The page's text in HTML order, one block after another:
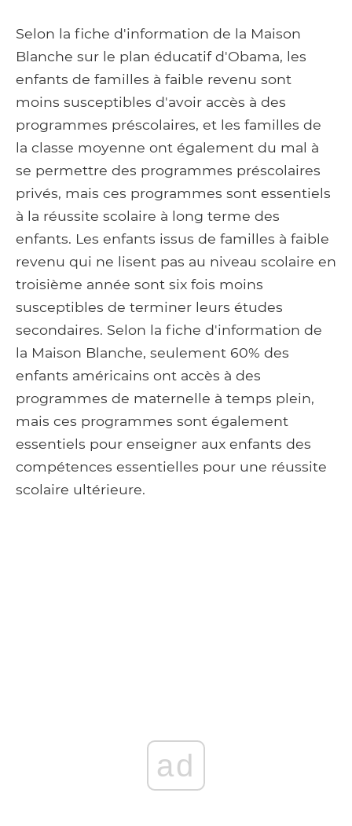
Selon la fiche d'information de la Maison
Blanche sur le plan éducatif d'Obama, les
enfants de familles à faible revenu sont
moins susceptibles d'avoir accès à des
programmes préscolaires, et les familles de
la classe moyenne ont également du mal à
se permettre des programmes préscolaires
privés, mais ces programmes sont essentiels
à la réussite scolaire à long terme des
enfants. Les enfants issus de familles à faible
revenu qui ne lisent pas au niveau scolaire en
troisième année sont six fois moins
susceptibles de terminer leurs études
secondaires. Selon la fiche d'information de
la Maison Blanche, seulement 60% des
enfants américains ont accès à des
programmes de maternelle à temps plein,
mais ces programmes sont également
essentiels pour enseigner aux enfants des
compétences essentielles pour une réussite
scolaire ultérieure.
ad